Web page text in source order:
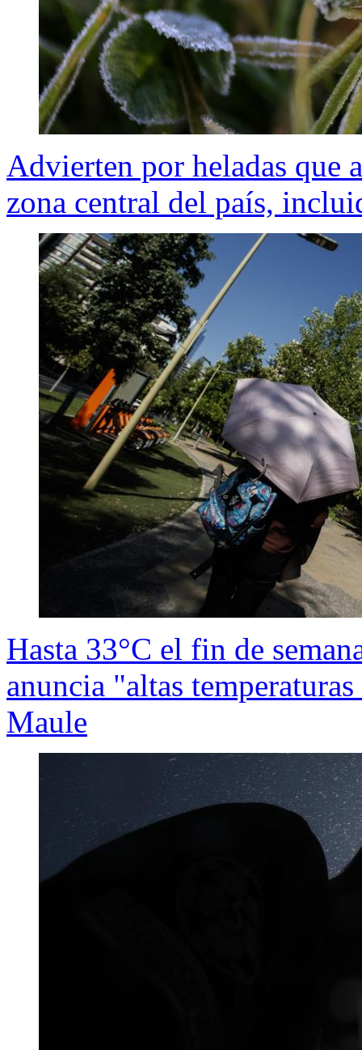
Advierten por heladas que
zona central del país,
Hasta 33°C el fin de
anuncia "altas
Maule